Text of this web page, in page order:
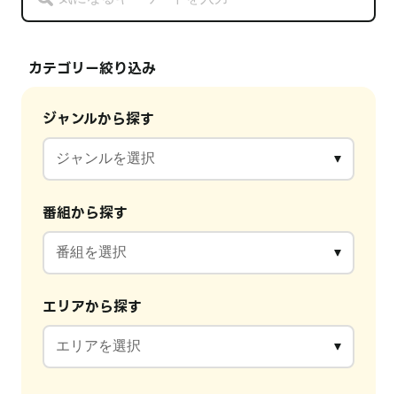
カテゴリー絞り込み
ジャンルから探す
番組から探す
エリアから探す